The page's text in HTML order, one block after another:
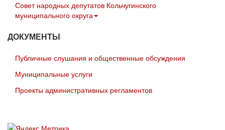
Совет народных депутатов Кольчугинского
муниципального округа
ДОКУМЕНТЫ
Публичные слушания и общественные обсуждения
Муниципальные услуги
Проекты административных регламентов